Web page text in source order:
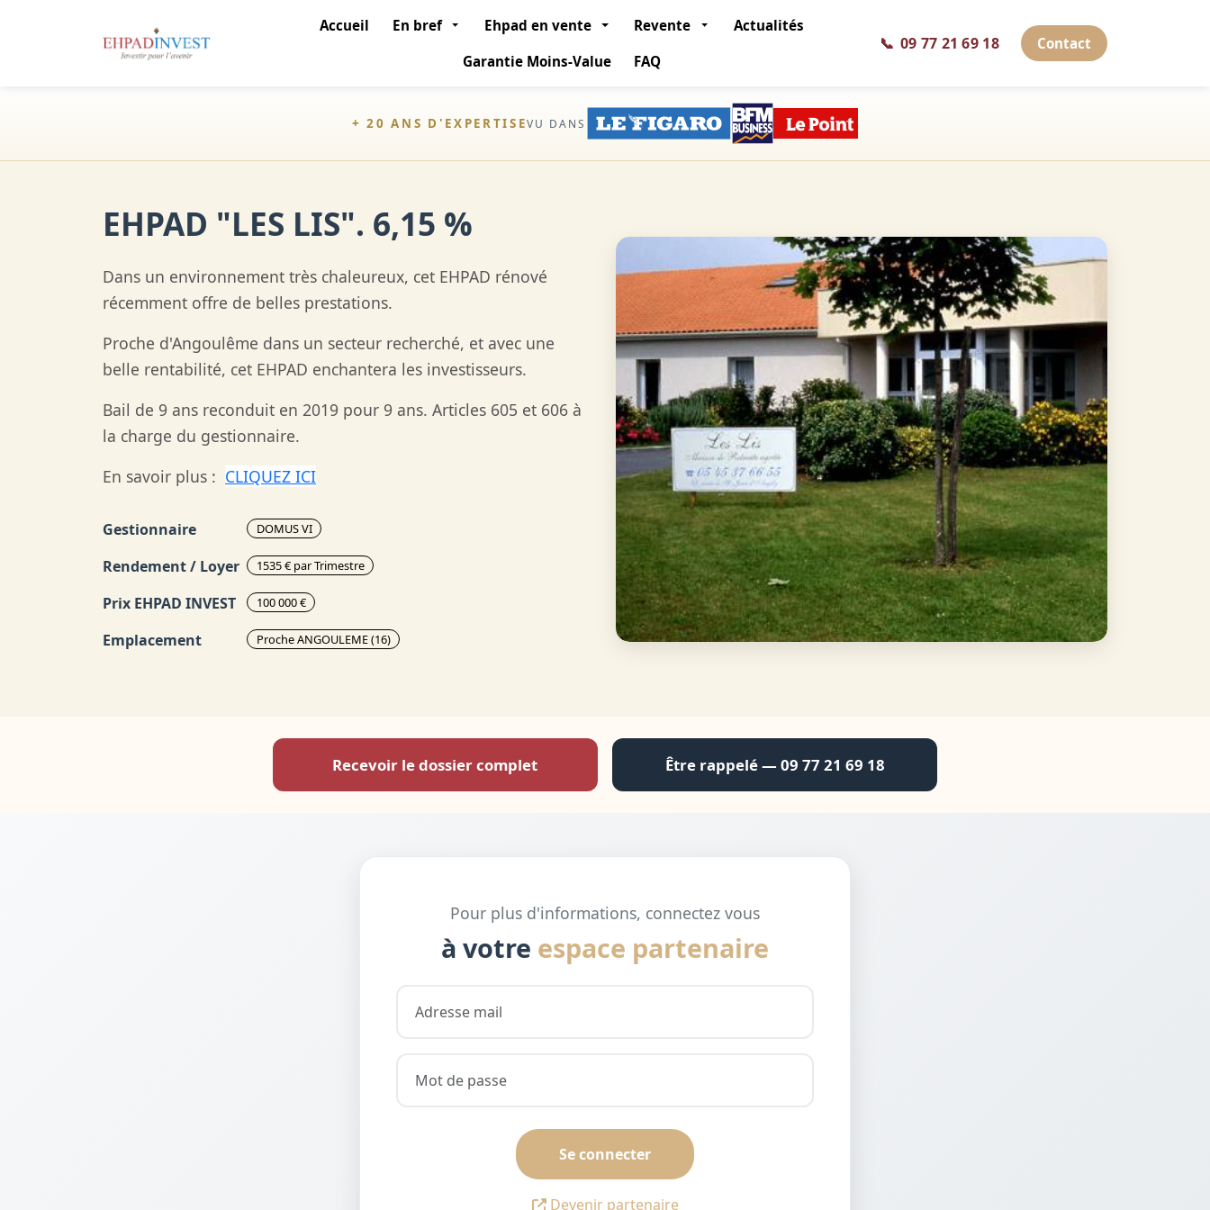
Accueil En bref Ehpad en vente Revente
Actualités
Garantie Moins-Value
FAQ
📞 09 77 21 69 18 Contact
+ 20 ANS D'EXPERTISEVU DANS
EHPAD "LES LIS". 6,15 %
Dans un environnement très chaleureux, cet EHPAD rénové
récemment offre de belles prestations.
Proche d'Angoulême dans un secteur recherché, et avec une
belle rentabilité, cet EHPAD enchantera les investisseurs.
Bail de 9 ans reconduit en 2019 pour 9 ans. Articles 605 et 606 à
la charge du gestionnaire.
En savoir plus : CLIQUEZ ICI
Gestionnaire DOMUS VI
Rendement / Loyer 1535 € par Trimestre
Prix EHPAD INVEST 100 000 €
Emplacement Proche ANGOULEME (16)
Recevoir le dossier complet Être rappelé — 09 77 21 69 18
Pour plus d'informations, connectez vous
à votre espace partenaire
Se connecter
Devenir partenaire